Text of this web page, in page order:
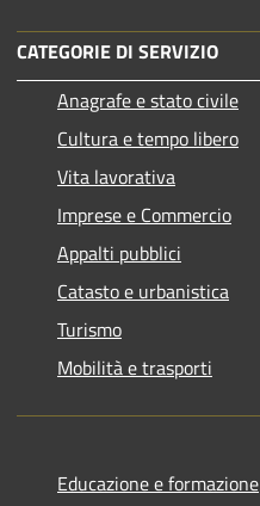
CATEGORIE DI SERVIZIO
Anagrafe e stato civile
Cultura e tempo libero
Vita lavorativa
Imprese e Commercio
Appalti pubblici
Catasto e urbanistica
Turismo
Mobilità e trasporti
Educazione e formazione